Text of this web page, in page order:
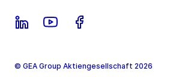
© GEA Group Aktiengesellschaft 2026